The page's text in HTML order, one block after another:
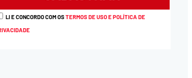
LI E CONCORDO COM OSTERMOS DE USO E POLÍTICA DE